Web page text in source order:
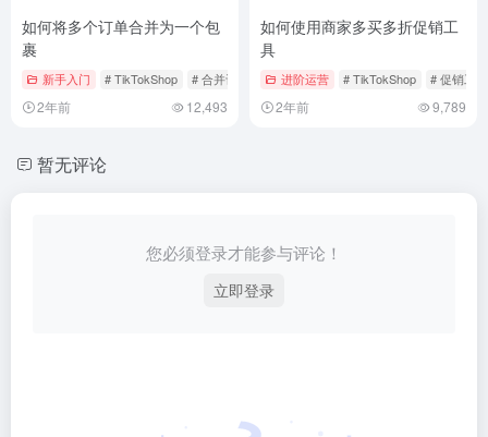
如何将多个订单合并为一个包
裹
新手入门 # TikTokShop # 合并订单 # 爱尔兰本土店
2年前 12,493
如何使用商家多买多折促销工
具
进阶运营 # TikTokShop # 促销工具
2年前 9,789
暂无评论
您必须登录才能参与评论！
立即登录